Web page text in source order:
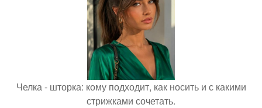
Челка - шторка: кому подходит, как носить и с какими
стрижками сочетать.